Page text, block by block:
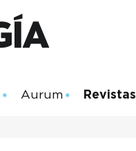
Aurum Revistas